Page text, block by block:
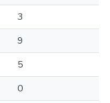
3
9
5
0